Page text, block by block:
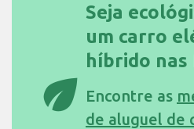
eco
Seja
um carro
híbrido nas
Encontre as
de aluguel de